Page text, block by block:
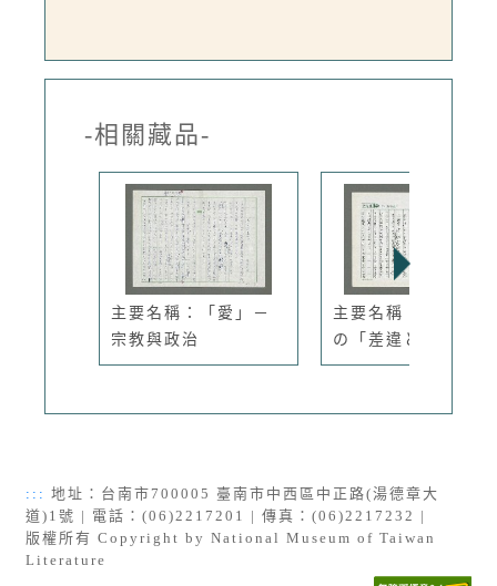
-相關藏品-
主要名稱：「愛」－
宗教與政治
主要名稱：養老孟司
の「差違と...
::: 地址：台南市700005 臺南市中西區中正路(湯德章大
道)1號 | 電話：(06)2217201 | 傳真：(06)2217232 |
版權所有 Copyright by National Museum of Taiwan
Literature